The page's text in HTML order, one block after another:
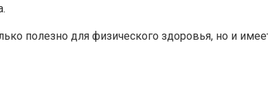
полезно для физического здоровья, но и